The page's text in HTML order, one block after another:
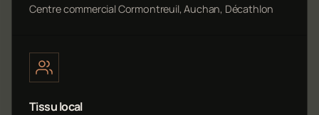
Centre commercial Cormontreuil, Auchan, Décathlon
Tissu local